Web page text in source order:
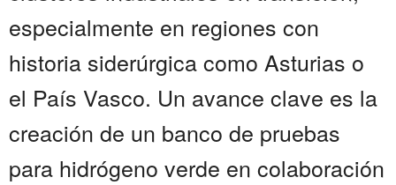
especialmente en regiones con
historia siderúrgica como Asturias o
el País Vasco. Un avance clave es la
creación de un banco de pruebas
para hidrógeno verde en colaboración